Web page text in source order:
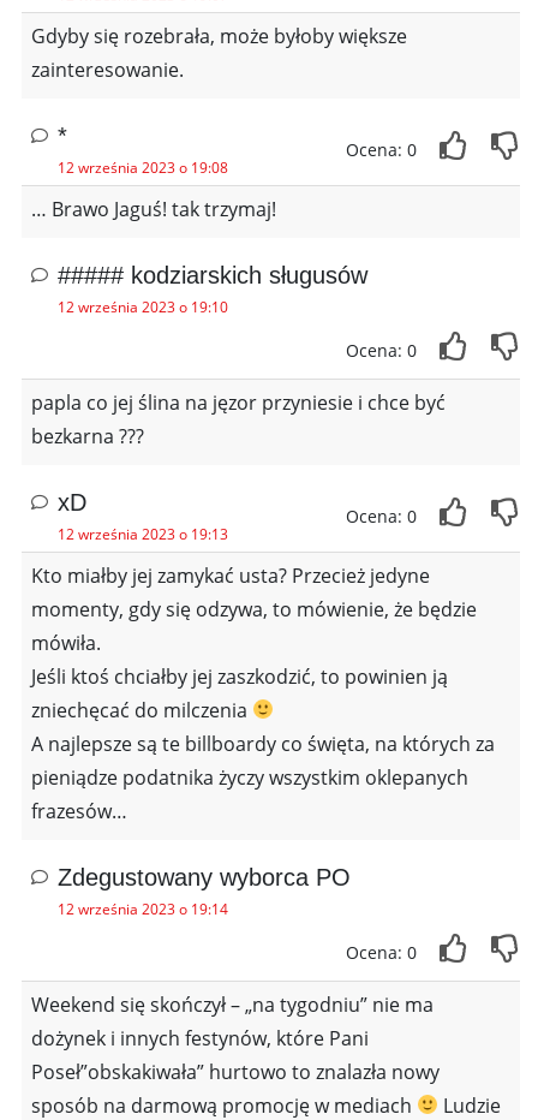
Gdyby się rozebrała, może byłoby większe
zainteresowanie.
*
12 września 2023 o 19:08
Ocena: 0
… Brawo Jaguś! tak trzymaj!
##### kodziarskich sługusów
12 września 2023 o 19:10
Ocena: 0
papla co jej ślina na jęzor przyniesie i chce być
bezkarna ???
xD
12 września 2023 o 19:13
Ocena: 0
Kto miałby jej zamykać usta? Przecież jedyne
momenty, gdy się odzywa, to mówienie, że będzie
mówiła.
Jeśli ktoś chciałby jej zaszkodzić, to powinien ją
zniechęcać do milczenia
A najlepsze są te billboardy co święta, na których za
pieniądze podatnika życzy wszystkim oklepanych
frazesów…
Zdegustowany wyborca PO
12 września 2023 o 19:14
Ocena: 0
Weekend się skończył – „na tygodniu” nie ma
dożynek i innych festynów, które Pani
Poseł”obskakiwała” hurtowo to znalazła nowy
sposób na darmową promocję w mediach
Ludzie